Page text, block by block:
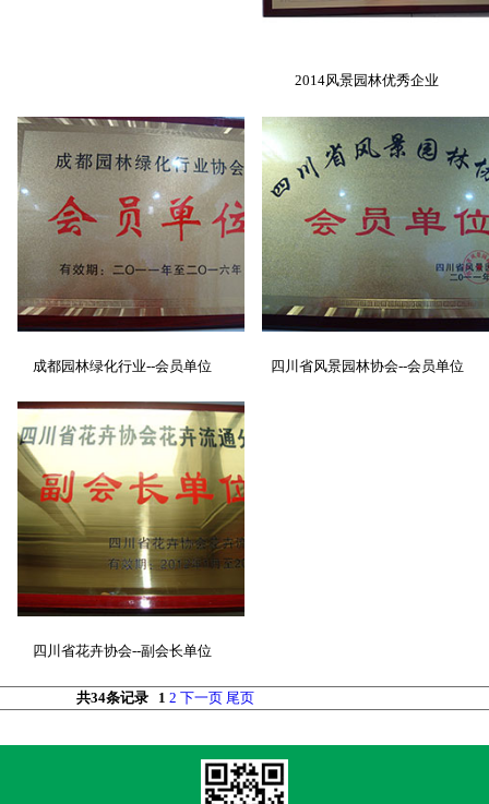
2014风景园林优秀企业
成都园林绿化行业--会员单位 四川省风景园林协会--会员单位
四川省花卉协会--副会长单位
共34条记录 1 2 下一页 尾页